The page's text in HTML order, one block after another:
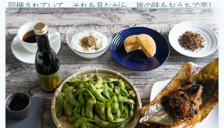
同梱されていて、それを見ながら、旅の味をおうちで楽し
む。そしてオンラインでつないで、旅のナビゲーターから
現地案内。 その11月1日開催...続きを読む